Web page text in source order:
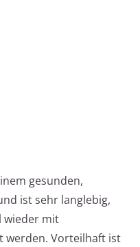
gesunden,
ist sehr langlebig,
wieder mit
werden. Vorteilhaft ist